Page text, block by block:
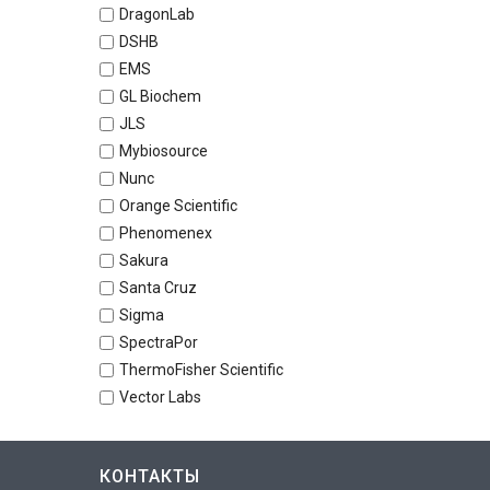
DragonLab
DSHB
EMS
GL Biochem
JLS
Mybiosource
Nunc
Orange Scientific
Phenomenex
Sakura
Santa Cruz
Sigma
SpectraPor
ThermoFisher Scientific
Vector Labs
КОНТАКТЫ